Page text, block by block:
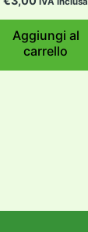
Aggiungi al
carrello